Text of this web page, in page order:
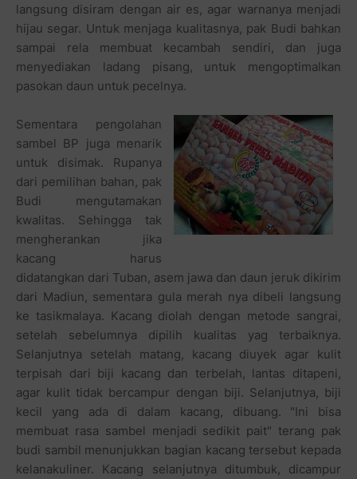
langsung disiram dengan air es, agar warnanya menjadi
hijau segar. Untuk menjaga kualitasnya, pak Budi bahkan
sampai rela membuat kecambah sendiri, dan juga
menyediakan ladang pisang, untuk mengoptimalkan
pasokan daun untuk pecelnya.
Sementara pengolahan
sambel BP juga menarik
untuk disimak. Rupanya
dari pemilihan bahan, pak
Budi mengutamakan
kwalitas. Sehingga tak
mengherankan jika
kacang harus
didatangkan dari Tuban, asem jawa dan daun jeruk dikirim
dari Madiun, sementara gula merah nya dibeli langsung
ke tasikmalaya. Kacang diolah dengan metode sangrai,
setelah sebelumnya dipilih kualitas yag terbaiknya.
Selanjutnya setelah matang, kacang diuyek agar kulit
terpisah dari biji kacang dan terbelah, lantas ditapeni,
agar kulit tidak bercampur dengan biji. Selanjutnya, biji
kecil yang ada di dalam kacang, dibuang. "Ini bisa
membuat rasa sambel menjadi sedikit pait" terang pak
budi sambil menunjukkan bagian kacang tersebut kepada
kelanakuliner. Kacang selanjutnya ditumbuk, dicampur